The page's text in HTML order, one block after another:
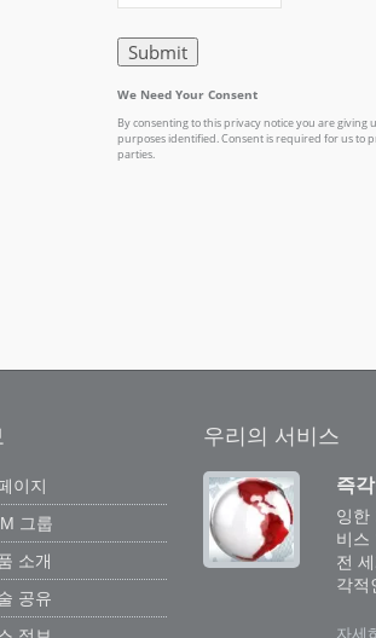
이지
그룹
소개
공유
우리의 서비스
출
주 개발한 운영 소프
웨어 엔지니어 팀이
연구 개발하여 관
가...
즉
잉한
비스
전
각적
자세